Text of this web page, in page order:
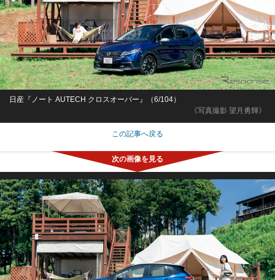
《写真撮影 望月勇輝》
日産『ノート AUTECH クロスオーバー』（6/104）
この記事へ戻る